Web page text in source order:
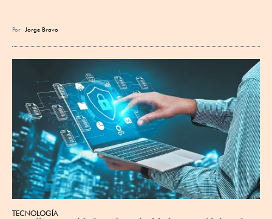
Por Jorge Bravo
TECNOLOGÍA